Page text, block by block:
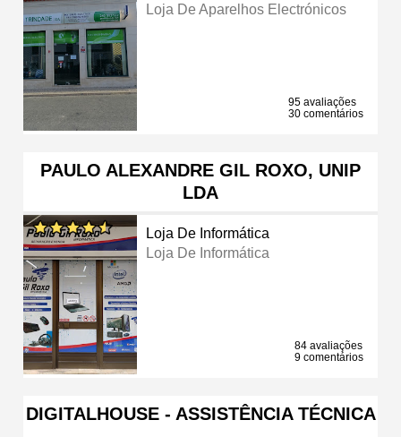
Loja De Aparelhos Electrónicos
95 avaliações
30 comentários
PAULO ALEXANDRE GIL ROXO, UNIP
LDA
Loja De Informática
Loja De Informática
84 avaliações
9 comentários
DIGITALHOUSE - ASSISTÊNCIA TÉCNICA